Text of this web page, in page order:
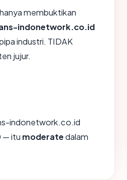
membuktikan
indonetwork.co.id
industri. TIDAK
jujur.
indonetwork.co.id
— itu moderatedalam